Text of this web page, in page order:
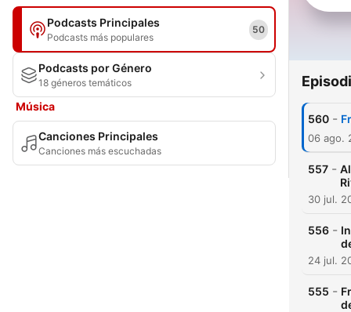
Podcasts Principales
Podcasts más populares
50
Podcasts por Género
18 géneros temáticos
Música
Canciones Principales
Canciones más escuchadas
560 -
06 ago.
557 -
30 jul.
556 -
24 jul.
555 -